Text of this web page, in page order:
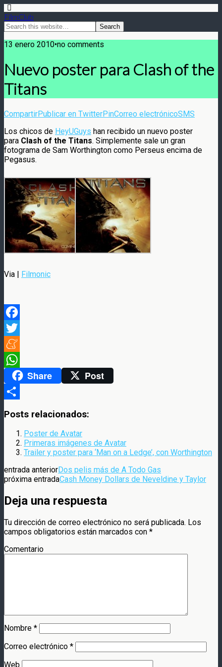
FilmClub
13 enero 2010•no comments
Nuevo poster para Clash of the
Titans
CompartirPublicar en TwitterPinCorreo electrónicoSMS
Los chicos de HeyUGuys han recibido un nuevo poster
para Clash of the Titans. Simplemente sale un gran
fotograma de Sam Worthington como Perseus encima de
Pegasus.
Via | Filmonic
Facebook
Twitter
Meneame
WhatsAppShare Post
Posts relacionados:
Poster de Avatar
Primeras imágenes de Avatar
Trailer y poster para ‘Man on a Ledge’, con Worthington
entrada anteriorDos pelis más de A Todo Gas
próxima entradaCash Money Dollars de Neveldine y Taylor
Deja una respuesta
Tu dirección de correo electrónico no será publicada. Los
campos obligatorios están marcados con *
Comentario
Nombre *
Correo electrónico *
Web